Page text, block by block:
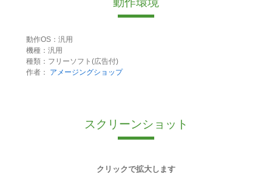
動作OS：汎用
機種：汎用
種類：フリーソフト(広告付)
作者：
アメージングショップ
スクリーンショット
クリックで拡大します